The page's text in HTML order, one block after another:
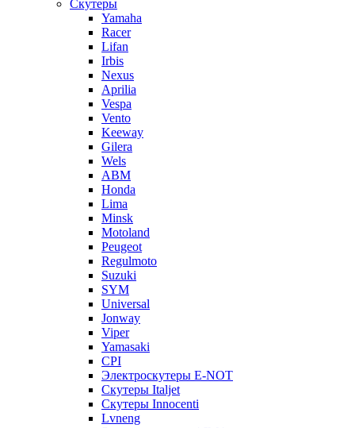
Скутеры
Yamaha
Racer
Lifan
Irbis
Nexus
Aprilia
Vespa
Vento
Keeway
Gilera
Wels
ABM
Honda
Lima
Minsk
Motoland
Peugeot
Regulmoto
Suzuki
SYM
Universal
Jonway
Viper
Yamasaki
CPI
Электроскутеры E-NOT
Скутеры Italjet
Скутеры Innocenti
Lvneng